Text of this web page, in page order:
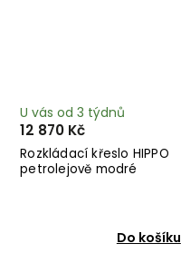
Rozkládací křeslo HIPPO
petrolejově modré
U vás od 3 týdnů
12 870 Kč
Do košíku